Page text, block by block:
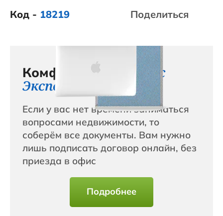
Код - 18219 Поделиться
Комфортный сервис с
Эксперт+
Если у вас нет времени заниматься
вопросами недвижимости, то
соберём все документы. Вам нужно
лишь подписать договор онлайн, без
приезда в офис
Подробнее